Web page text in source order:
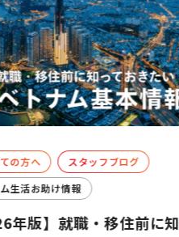
の方へ
スタッフブログ
生活お助け情報
年版】就職・移住前に知